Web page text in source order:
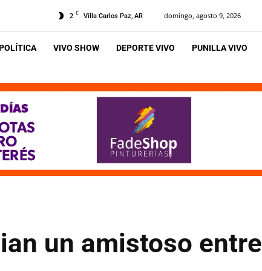
2 C Villa Carlos Paz, AR domingo, agosto 9, 2026
VIVO SHOW DEPORTE VIVO PUNILLA VIVO
un amistoso entre